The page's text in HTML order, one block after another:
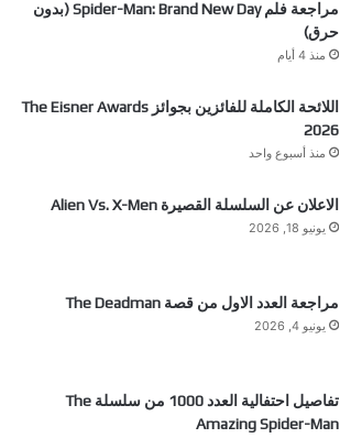
مراجعة فلم Spider-Man: Brand New Day (بدون
حرق)
منذ 4 أيام
اللائحة الكاملة للفائزين بجوائز The Eisner Awards
2026
منذ أسبوع واحد
الاعلان عن السلسلة القصيرة Alien Vs. X-Men
يونيو 18, 2026
مراجعة العدد الاول من قصة The Deadman
يونيو 4, 2026
تفاصيل احتفالية العدد 1000 من سلسلة The
Amazing Spider-Man